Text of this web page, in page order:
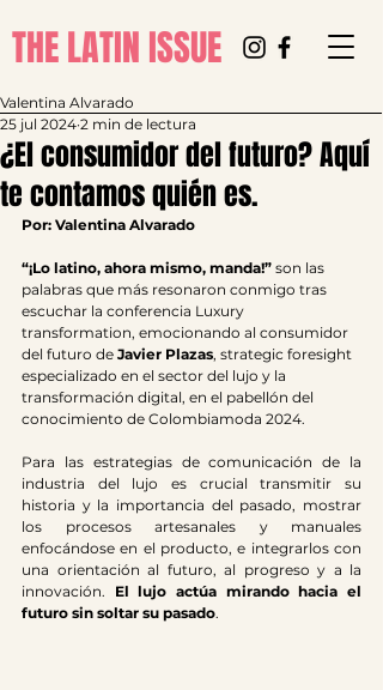
THE LATIN ISSUE
¿El consumidor del futuro? Aquí
te contamos quién es.
Valentina Alvarado
25 jul 2024 2 min de lectura
Por: Valentina Alvarado
“¡Lo latino, ahora mismo, manda!” son las
palabras que más resonaron conmigo tras
escuchar la conferencia Luxury
transformation, emocionando al consumidor
del futuro de Javier Plazas, strategic foresight
especializado en el sector del lujo y la
transformación digital, en el pabellón del
conocimiento de Colombiamoda 2024.
Para las estrategias de comunicación de la
industria del lujo es crucial transmitir su
historia y la importancia del pasado, mostrar
los procesos artesanales y manuales
enfocándose en el producto, e integrarlos con
una orientación al futuro, al progreso y a la
innovación. El lujo actúa mirando hacia el
futuro sin soltar su pasado.